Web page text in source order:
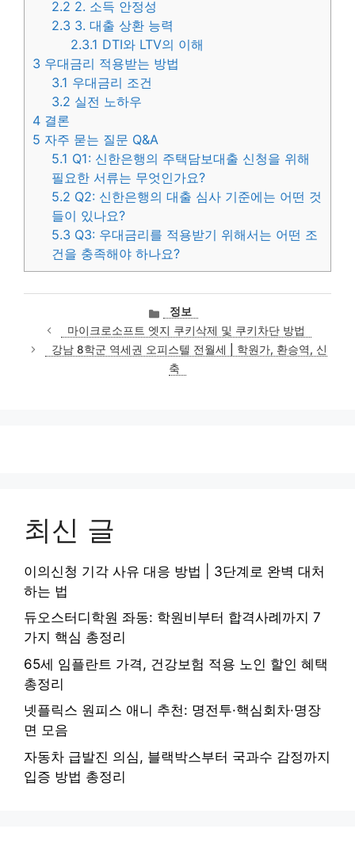
2.2 2. 소득 안정성
2.3 3. 대출 상환 능력
2.3.1 DTI와 LTV의 이해
3 우대금리 적용받는 방법
3.1 우대금리 조건
3.2 실전 노하우
4 결론
5 자주 묻는 질문 Q&A
5.1 Q1: 신한은행의 주택담보대출 신청을 위해
필요한 서류는 무엇인가요?
5.2 Q2: 신한은행의 대출 심사 기준에는 어떤 것
들이 있나요?
5.3 Q3: 우대금리를 적용받기 위해서는 어떤 조
건을 충족해야 하나요?
카
테
고
리
정보
마이크로소프트 엣지 쿠키삭제 및 쿠키차단 방법
강남 8학군 역세권 오피스텔 전월세 | 학원가, 환승역, 신
축
최신 글
이의신청 기각 사유 대응 방법 | 3단계로 완벽 대처
하는 법
듀오스터디학원 좌동: 학원비부터 합격사례까지 7
가지 핵심 총정리
65세 임플란트 가격, 건강보험 적용 노인 할인 혜택
총정리
넷플릭스 원피스 애니 추천: 명전투·핵심회차·명장
면 모음
자동차 급발진 의심, 블랙박스부터 국과수 감정까지
입증 방법 총정리